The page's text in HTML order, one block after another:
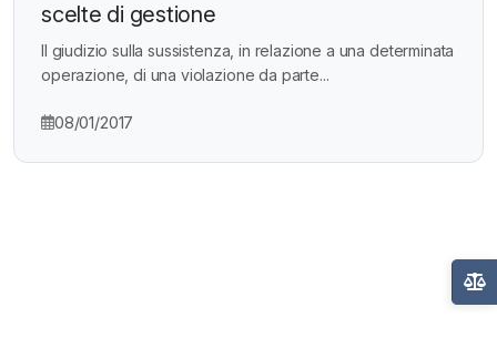
scelte di gestione
Il giudizio sulla sussistenza, in relazione a una determinata
operazione, di una violazione da parte...
08/01/2017